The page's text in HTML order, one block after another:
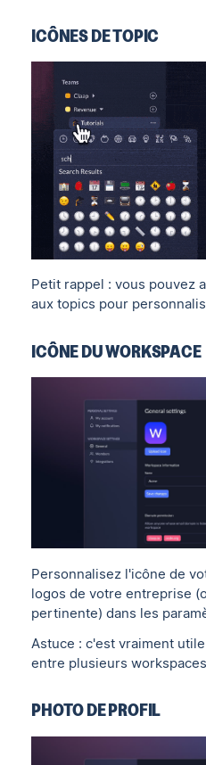
ICÔNES DE TOPIC
Petit rappel : vous pouvez
aux topics pour
ICÔNE DU WORKSPACE
Personnalisez l'icône de
logos de votre entreprise
pertinente) dans les
Astuce : c'est vraiment
entre plusieurs
PHOTO DE PROFIL